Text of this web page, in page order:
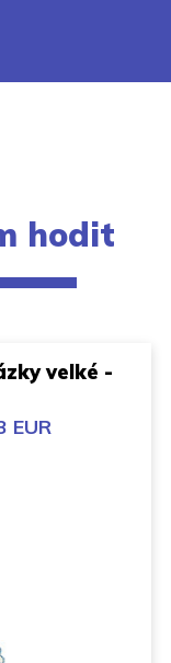
hodit
velké -
EUR